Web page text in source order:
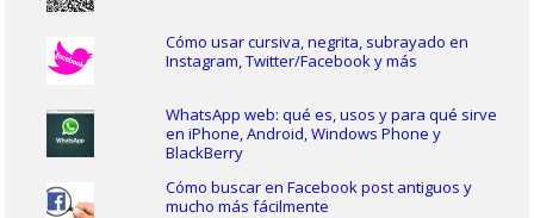
Cómo usar cursiva, negrita, subrayado en
Instagram, Twitter/Facebook y más
WhatsApp web: qué es, usos y para qué sirve
en iPhone, Android, Windows Phone y
BlackBerry
Cómo buscar en Facebook post antiguos y
mucho más fácilmente